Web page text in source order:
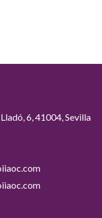
6, 41004, Sevilla